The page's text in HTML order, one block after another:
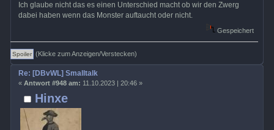
Ich glaube nicht das es einen Unterschied macht ob wir den Zwerg
dabei haben wenn das Monster auftaucht oder nicht.
Gespeichert
(Klicke zum Anzeigen/Verstecken)
Hinxe
Re: [DBvWL] Smalltalk
« Antwort #948 am: 11.10.2023 | 20:46 »